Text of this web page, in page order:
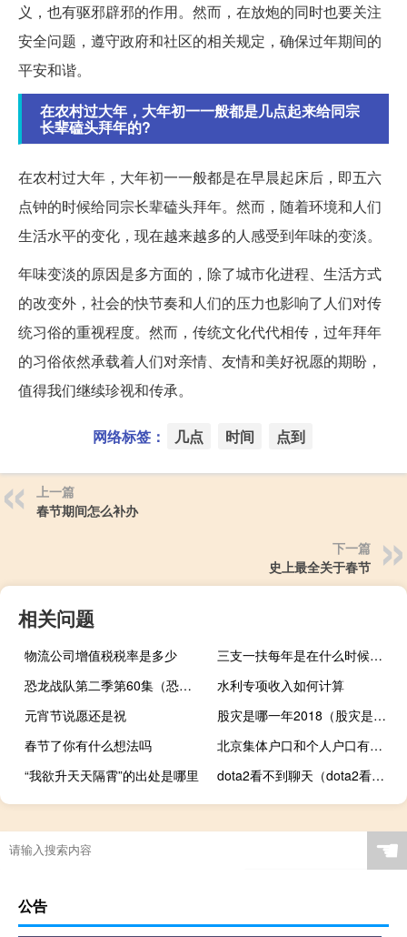
义，也有驱邪辟邪的作用。然而，在放炮的同时也要关注
安全问题，遵守政府和社区的相关规定，确保过年期间的
平安和谐。
在农村过大年，大年初一一般都是几点起来给同宗
长辈磕头拜年的?
在农村过大年，大年初一一般都是在早晨起床后，即五六
点钟的时候给同宗长辈磕头拜年。然而，随着环境和人们
生活水平的变化，现在越来越多的人感受到年味的变淡。
年味变淡的原因是多方面的，除了城市化进程、生活方式
的改变外，社会的快节奏和人们的压力也影响了人们对传
统习俗的重视程度。然而，传统文化代代相传，过年拜年
的习俗依然承载着人们对亲情、友情和美好祝愿的期盼，
值得我们继续珍视和传承。
网络标签： 几点 时间 点到
上一篇
春节期间怎么补办
下一篇
史上最全关于春节
相关问题
物流公司增值税税率是多少
三支一扶每年是在什么时候考试
恐龙战队第二季第60集（恐龙战队第二季）
水利专项收入如何计算
元宵节说愿还是祝
股灾是哪一年2018（股灾是哪一年）
春节了你有什么想法吗
北京集体户口和个人户口有什么区别
“我欲升天天隔霄”的出处是哪里
dota2看不到聊天（dota2看不到在线好友）
☚
公告